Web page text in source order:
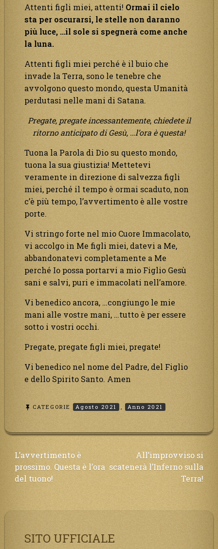
Attenti figli miei, attenti! Ormai il cielo
sta per oscurarsi, le stelle non daranno
più luce, …il sole si spegnerà come anche
la luna.
Attenti figli miei perché è il buio che
invade la Terra, sono le tenebre che
avvolgono questo mondo, questa Umanità
perdutasi nelle mani di Satana.
Pregate, pregate incessantemente, chiedete il
ritorno anticipato di Gesù, …l’ora è questa!
Tuona la Parola di Dio su questo mondo,
tuona la sua giustizia! Mettetevi
veramente in direzione di salvezza figli
miei, perché il tempo è ormai scaduto, non
c’è più tempo, l’avvertimento è alle vostre
porte.
Vi stringo forte nel mio Cuore Immacolato,
vi accolgo in Me figli miei, datevi a Me,
abbandonatevi completamente a Me
perché Io possa portarvi a mio Figlio Gesù
sani e salvi, puri e immacolati nell’amore.
Vi benedico ancora, …congiungo le mie
mani alle vostre mani, …tutto è per essere
sotto i vostri occhi.
Pregate, pregate figli miei, pregate!
Vi benedico nel nome del Padre, del Figlio
e dello Spirito Santo. Amen
CATEGORIE Agosto 2021 , Anno 2021
Navigazione
articoli
L’avvertimento è
prossimo. Questa è l’ora
del tuono!
All’improvviso si
scatenerà l’Inferno sulla
Terra!
SITO UFFICIALE